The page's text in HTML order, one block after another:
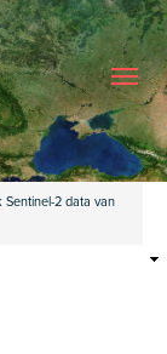
2 data
2 data van